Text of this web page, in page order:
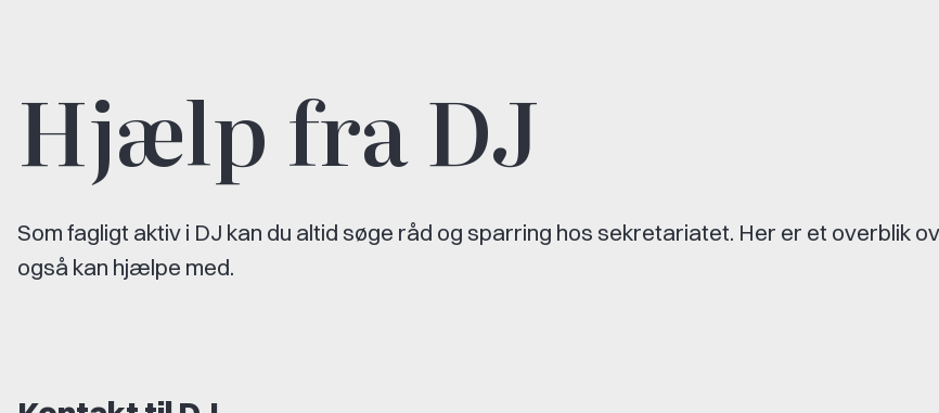
Hjælp fra DJ
Som fagligt aktiv i DJ kan du altid søge råd og sparring hos sekretariatet. Her er et overblik
også kan hjælpe med.